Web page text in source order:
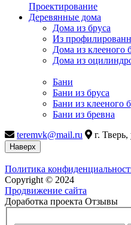
Проектирование
Деревянные дома
Дома из бруса
Из
Дома из клееного
Дома из
Бани
Бани из бруса
Бани из клееного
Бани из бревна
teremvk@mail.ru
г.
Наверх
Политика
Copyright © 2024
Продвижение сайта
Доработка проекта Отзывы